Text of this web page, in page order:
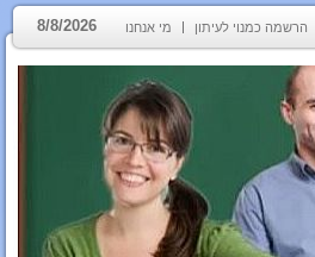
הרשמה כמנוי לעיתון מי אנחנו 8/8/2026